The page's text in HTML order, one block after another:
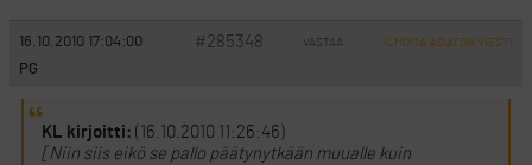
16.10.2010 17:04:00 #285348 VASTAA ILMOITA ASIATON VIESTI
PG
KL kirjoitti: (16.10.2010 11:26:46)
[Niin siis eikö se pallo päätynytkään muualle kuin